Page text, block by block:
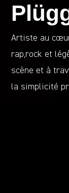
Artiste au
rap,rock et
scène et à
la simplicité